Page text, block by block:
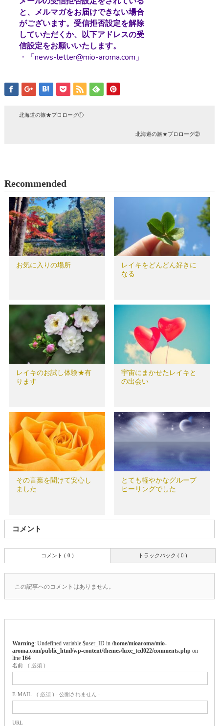
と、メルマガをお届けできない場合
がございます。受信拒否設定を解除
していただくか、以下アドレスの受
信設定をお願いいたします。
・「news-letter@mio-aroma.com」
北海道の旅★プロローグ①
北海道の旅★プロローグ②
Recommended
お気に入りの場所
レイキをどんどん好きに
なる
レイキのお試し体験★有
ります
宇宙にまかせたレイキと
の出会い
その言葉を聞けて安心し
ました
とても軽やかなグループ
ヒーリングでした
コメント
トラックバック ( 0 )
コメント ( 0 )
この記事へのコメントはありません。
Warning : Undefined variable $user_ID in /home/mioaroma/mio-
aroma.com/public_html/wp-content/themes/luxe_tcd022/comments.phpon
line 164
名前 ( 必須 )
E-MAIL ( 必須 ) - 公開されません -
URL